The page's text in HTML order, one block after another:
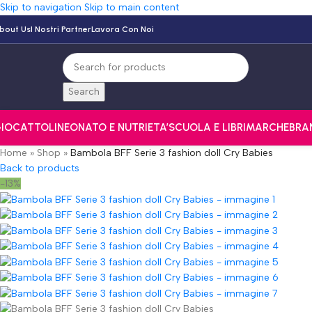
Skip to navigation Skip to main content
UsI Nostri PartnerLavora Con Noi
Search
NEONATO E NUTRIETA’SCUOLA E LIBRIMARCHE
Home » Shop » Bambola BFF Serie 3 fashion doll Cry Babies
Back to products
-13%